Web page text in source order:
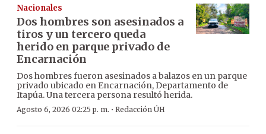
Nacionales
Dos hombres son asesinados a
tiros y un tercero queda
herido en parque privado de
Encarnación
Dos hombres fueron asesinados a balazos en un parque
privado ubicado en Encarnación, Departamento de
Itapúa. Una tercera persona resultó herida.
Agosto 6, 2026 02:25 p. m. · Redacción ÚH